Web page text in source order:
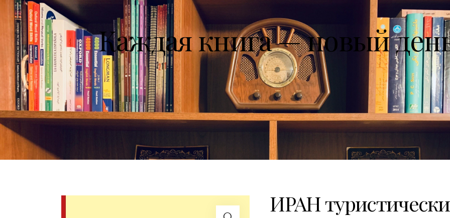
Каждая книга — новый
ИРАН